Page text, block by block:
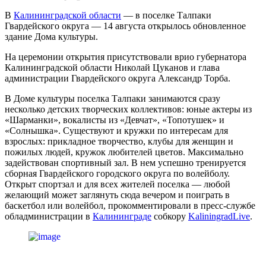
В Калининградской области — в поселке Талпаки
Гвардейского округа — 14 августа открылось обновленное
здание Дома культуры.
На церемонии открытия присутствовали врио губернатора
Калининградской области Николай Цуканов и глава
администрации Гвардейского округа Александр Торба.
В Доме культуры поселка Талпаки занимаются сразу
несколько детских творческих коллективов: юные актеры из
«Шарманки», вокалисты из «Девчат», «Топотушек» и
«Солнышка». Существуют и кружки по интересам для
взрослых: прикладное творчество, клубы для женщин и
пожилых людей, кружок любителей цветов. Максимально
задействован спортивный зал. В нем успешно тренируется
сборная Гвардейского городского округа по волейболу.
Открыт спортзал и для всех жителей поселка — любой
желающий может заглянуть сюда вечером и поиграть в
баскетбол или волейбол, прокомментировали в пресс-службе
обладминистрации в Калининграде собкору KaliningradLive.